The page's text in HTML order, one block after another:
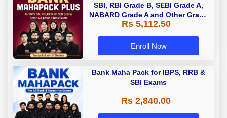
SBI, RBI Grade B, SEBI Grade A,
NABARD Grade A and Other Grade
A & Grade B Bank Exams
Rs 5,112.50
Enroll Now
Bank Maha Pack for IBPS, RRB &
SBI Exams
Rs 2,840.00